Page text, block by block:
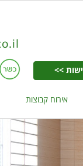
אירוח קבוצות
>>